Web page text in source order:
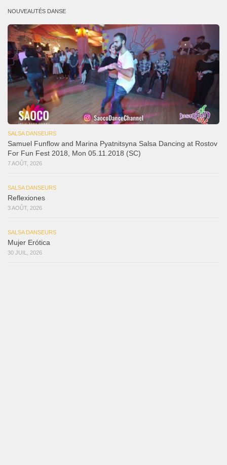
NOUVEAUTÉS DANSE
SALSA DANSEURS
Samuel Funflow and Marina Pyatnitsyna Salsa Dancing at Rostov
For Fun Fest 2018, Mon 05.11.2018 (SC)
7 AOÛT, 2026
SALSA DANSEURS
Reflexiones
3 AOÛT, 2026
SALSA DANSEURS
Mujer Erótica
30 JUIL, 2026